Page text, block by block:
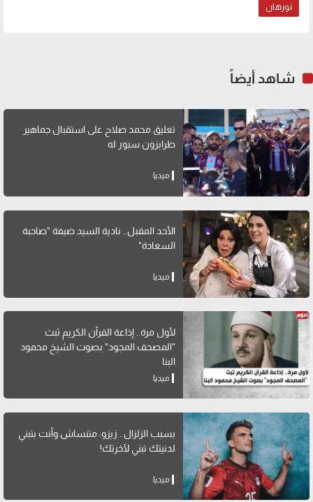
نورهان
شاهد أيضاً
تعليق محمد صلاح على استقبال جماهير
طرابزون سبور له
ميديا
الأحد المقبل.. نادية السيد ضيفة "صاحبة
السعادة"
ميديا
لأول مرة.. إذاعة القرآن الكريم ثبث
"المصحف المجود" بصوت الشيخ محمود
البنا
ميديا
بسبب الزلزال.. زيزو: متنساش وأنت بتبني
لدنيتك تبني لآخرتك!
ميديا